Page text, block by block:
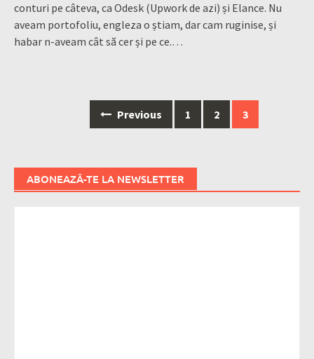
conturi pe câteva, ca Odesk (Upwork de azi) și Elance. Nu
aveam portofoliu, engleza o știam, dar cam ruginise, și
habar n-aveam cât să cer și pe ce.…
Previous 1 2 3
ABONEAZĂ-TE LA NEWSLETTER